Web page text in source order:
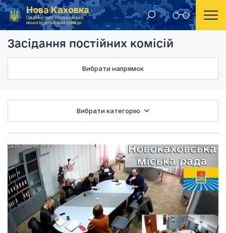
Нова Каховка
Офіційний сайт Новокаховської
міської територіальної громади
Головна Засідання постійних комісій
Засідання постійних комісій
Вибрати напрямок
Вибрати категорію